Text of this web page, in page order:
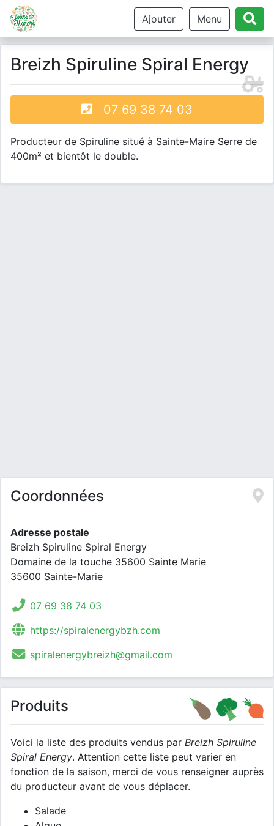
Ajouter Menu
Breizh Spiruline Spiral Energy
07 69 38 74 03
Producteur de Spiruline situé à Sainte-Maire Serre de
400m² et bientôt le double.
Coordonnées
Adresse postale
Breizh Spiruline Spiral Energy
Domaine de la touche 35600 Sainte Marie
35600 Sainte-Marie
07 69 38 74 03
https://spiralenergybzh.com
spiralenergybreizh@gmail.com
Produits
Voici la liste des produits vendus par Breizh Spiruline
Spiral Energy. Attention cette liste peut varier en
fonction de la saison, merci de vous renseigner auprès
du producteur avant de vous déplacer.
Salade